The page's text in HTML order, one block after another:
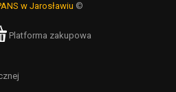
w Jarosławiu ©
Platforma zakupowa